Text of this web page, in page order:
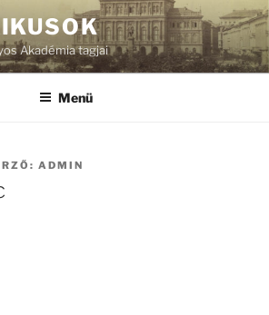
Akadémia tagjai
Menü
ADMIN